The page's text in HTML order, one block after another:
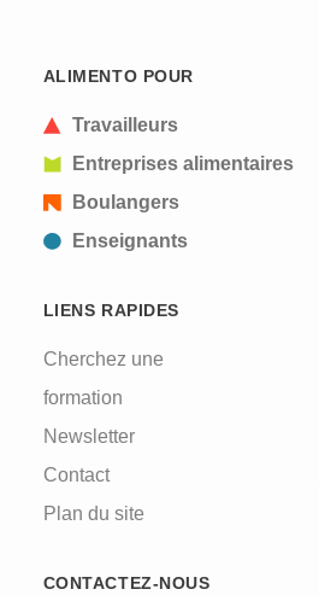
ALIMENTO POUR
Travailleurs
Entreprises alimentaires
Boulangers
Enseignants
LIENS RAPIDES
Cherchez une
formation
Newsletter
Contact
Plan du site
CONTACTEZ-NOUS